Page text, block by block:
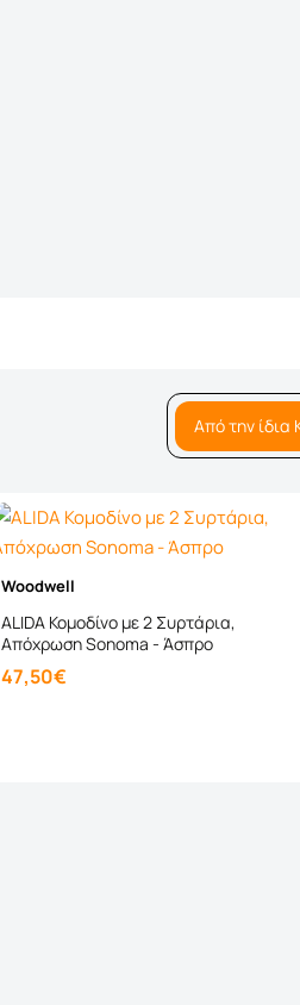
Από την ίδια
Woodwell
ALIDA Κομοδίνο με 2 Συρτάρια,
Απόχρωση Sonoma - Άσπρο
47,50€